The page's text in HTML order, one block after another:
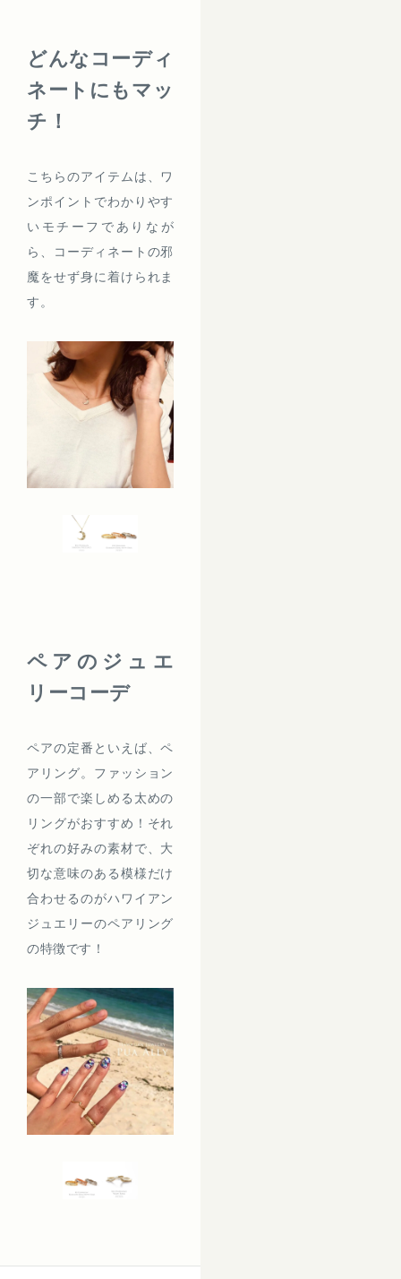
どんなコーディ
ネートにもマッ
チ！
こちらのアイテムは、ワ
ンポイントでわかりやす
いモチーフでありなが
ら、コーディネートの邪
魔をせず身に着けられま
す。
ペアのジュエ
リーコーデ
ペアの定番といえば、ペ
アリング。ファッション
の一部で楽しめる太めの
リングがおすすめ！それ
ぞれの好みの素材で、大
切な意味のある模様だけ
合わせるのがハワイアン
ジュエリーのペアリング
の特徴です！